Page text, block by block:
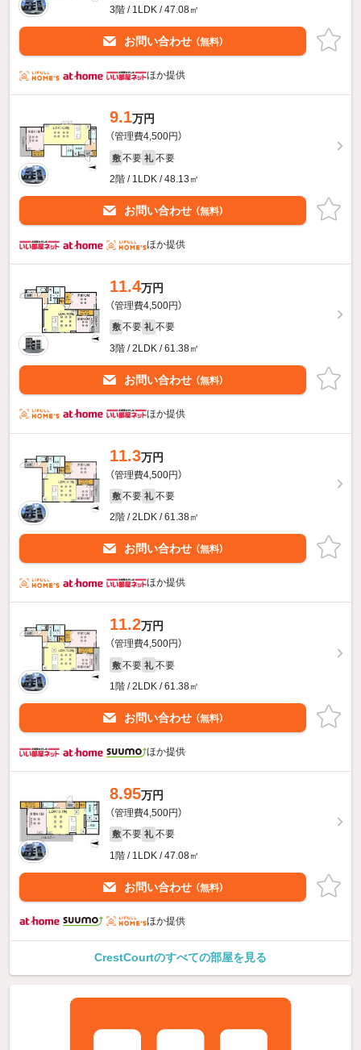
3階 / 1LDK / 47.08㎡
お問い合わせ （無料）
ほか提供
9.1万円
（管理費4,500円）
敷 不要 礼 不要
2階 / 1LDK / 48.13㎡
お問い合わせ （無料）
ほか提供
11.4万円
（管理費4,500円）
敷 不要 礼 不要
3階 / 2LDK / 61.38㎡
お問い合わせ （無料）
ほか提供
11.3万円
（管理費4,500円）
敷 不要 礼 不要
2階 / 2LDK / 61.38㎡
お問い合わせ （無料）
ほか提供
11.2万円
（管理費4,500円）
敷 不要 礼 不要
1階 / 2LDK / 61.38㎡
お問い合わせ （無料）
ほか提供
8.95万円
（管理費4,500円）
敷 不要 礼 不要
1階 / 1LDK / 47.08㎡
お問い合わせ （無料）
ほか提供
CrestCourtのすべての部屋を見る